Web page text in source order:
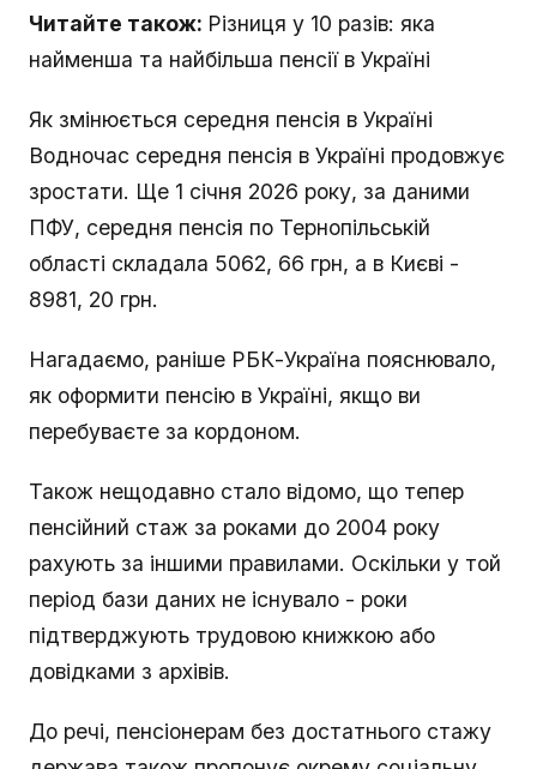
Читайте також: Різниця у 10 разів: яка
найменша та найбільша пенсії в Україні
Як змінюється середня пенсія в Україні
Водночас середня пенсія в Україні продовжує
зростати. Ще 1 січня 2026 року, за даними
ПФУ, середня пенсія по Тернопільській
області складала 5062, 66 грн, а в Києві -
8981, 20 грн.
Нагадаємо, раніше РБК-Україна пояснювало,
як оформити пенсію в Україні, якщо ви
перебуваєте за кордоном.
Також нещодавно стало відомо, що тепер
пенсійний стаж за роками до 2004 року
рахують за іншими правилами. Оскільки у той
період бази даних не існувало - роки
підтверджують трудовою книжкою або
довідками з архівів.
До речі, пенсіонерам без достатнього стажу